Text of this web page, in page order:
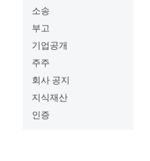
소송
부고
기업공개
주주
회사 공지
지식재산
인증